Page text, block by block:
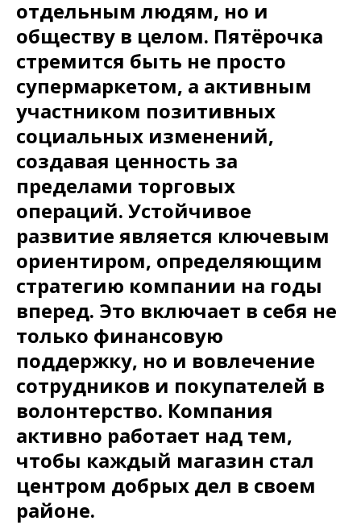
отдельным людям, но и
обществу в целом. Пятёрочка
стремится быть не просто
супермаркетом, а активным
участником позитивных
социальных изменений,
создавая ценность за
пределами торговых
операций. Устойчивое
развитие является ключевым
ориентиром, определяющим
стратегию компании на годы
вперед. Это включает в себя не
только финансовую
поддержку, но и вовлечение
сотрудников и покупателей в
волонтерство. Компания
активно работает над тем,
чтобы каждый магазин стал
центром добрых дел в своем
районе.